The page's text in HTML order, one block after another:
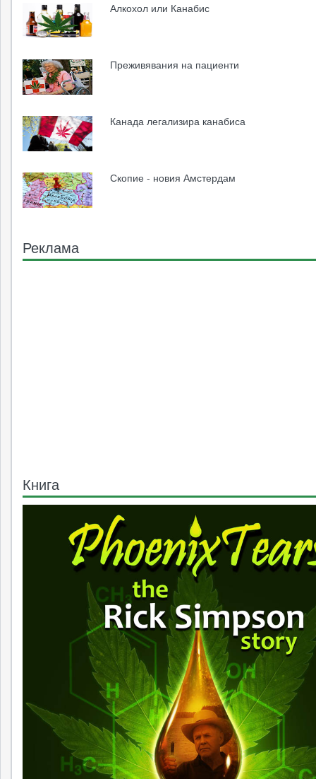
Алкохол или Канабис
Преживявания на пациенти
Канада легализира канабиса
Скопие - новия Амстердам
Реклама
Книга